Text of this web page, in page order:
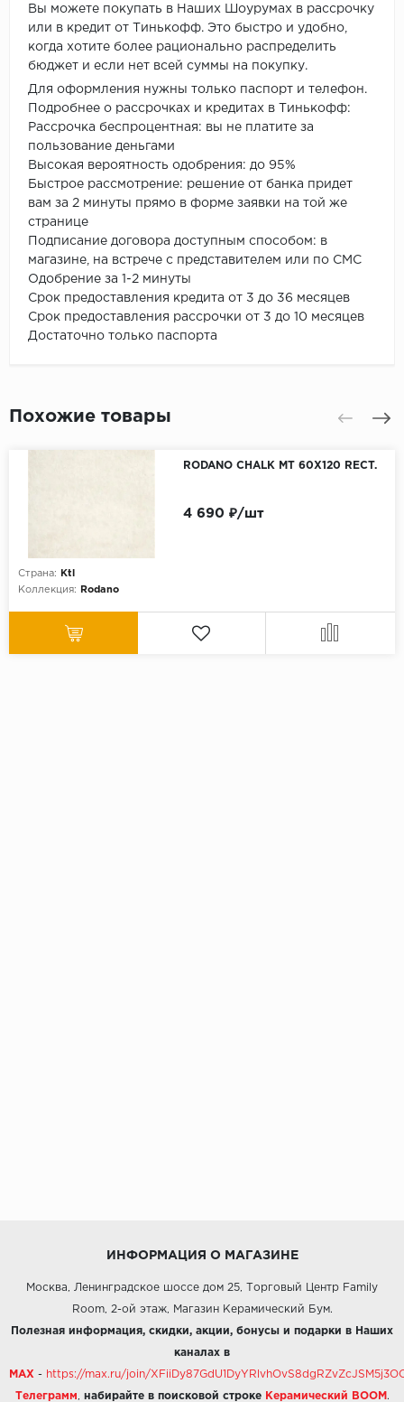
Вы можете покупать в Наших Шоурумах в рассрочку
или в кредит от Тинькофф. Это быстро и удобно,
когда хотите более рационально распределить
бюджет и если нет всей суммы на покупку.
Для оформления нужны только паспорт и телефон.
Подробнее о рассрочках и кредитах в Тинькофф:
Рассрочка беспроцентная: вы не платите за
пользование деньгами
Высокая вероятность одобрения: до 95%
Быстрое рассмотрение: решение от банка придет
вам за 2 минуты прямо в форме заявки на той же
странице
Подписание договора доступным способом: в
магазине, на встрече с представителем или по СМС
Одобрение за 1-2 минуты
Срок предоставления кредита от 3 до 36 месяцев
Срок предоставления рассрочки от 3 до 10 месяцев
Достаточно только паспорта
Похожие товары
RODANO CHALK MT 60X120 RECT.
Страна:
Ktl
Коллекция:
Rodano
4 690 ₽/шт
ИНФОРМАЦИЯ О МАГАЗИНЕ
Москва, Ленинградское шоссе дом 25, Торговый Центр Family
Room, 2-ой этаж, Магазин Керамический Бум.
Полезная информация, скидки, акции, бонусы и подарки в Наших
каналах в
MAX - https://max.ru/join/
Телеграмм набирайте в поисковой строке Керамический BOOM .